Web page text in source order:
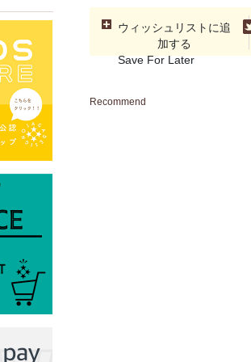
ウィッシュリストに追
加する
Save For Later
Recommend